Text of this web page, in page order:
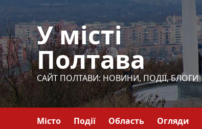
до
вмісту
У місті
Полтава
САЙТ ПОЛТАВИ: НОВИНИ, ПОДІЇ, БЛОГИ
Місто Події Область Огляди